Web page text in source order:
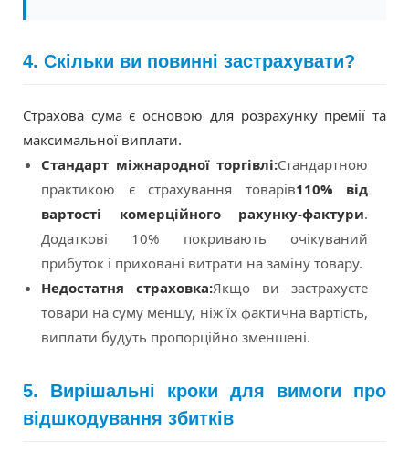
4. Скільки ви повинні застрахувати?
Страхова сума є основою для розрахунку премії та
максимальної виплати.
Стандарт міжнародної торгівлі:Стандартною
практикою є страхування товарів110% від
вартості комерційного рахунку-фактури.
Додаткові 10% покривають очікуваний
прибуток і приховані витрати на заміну товару.
Недостатня страховка:Якщо ви застрахуєте
товари на суму меншу, ніж їх фактична вартість,
виплати будуть пропорційно зменшені.
5. Вирішальні кроки для вимоги про
відшкодування збитків